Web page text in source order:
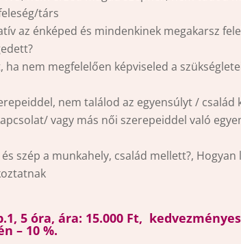
társ
az énképed és mindenkinek megakarsz
nem megfelelően képviseled a
nem találod az egyensúlyt /
vagy más női szerepeiddel való
szép a munkahely, család mellett?, Hogyan
5 óra, ára: 15.000 Ft,
– 10 %.